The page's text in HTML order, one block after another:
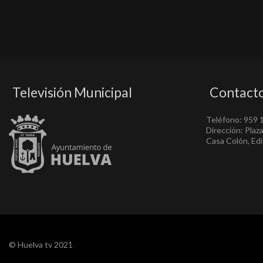
Televisión Municipal
Teléfono: 959
Dirección:
Casa Colón,
© Huelva tv 2021